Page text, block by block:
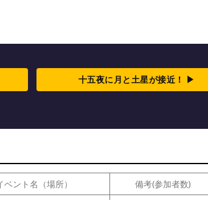
十五夜に月と土星が接近！ ▶
ベント名（場所） 備考(参加者数)